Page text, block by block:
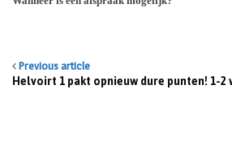
Previous article
Helvoirt 1 pakt opnieuw dure punten! 1-2